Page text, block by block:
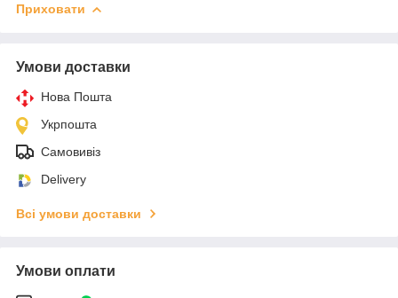
Приховати
Умови доставки
Нова Пошта
Укрпошта
Самовивіз
Delivery
Всі умови доставки
Умови оплати